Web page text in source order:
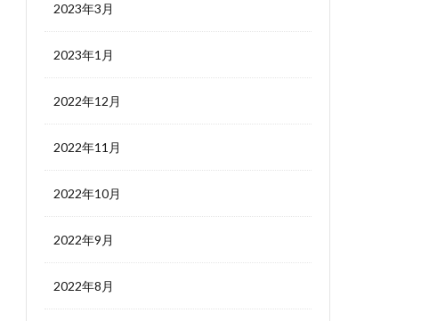
2023年3月
2023年1月
2022年12月
2022年11月
2022年10月
2022年9月
2022年8月